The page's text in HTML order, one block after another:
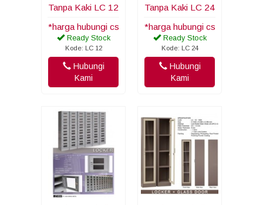
Tanpa Kaki LC 12
*harga hubungi cs
Ready Stock
Kode: LC 12
Hubungi
Kami
Tanpa Kaki LC 24
*harga hubungi cs
Ready Stock
Kode: LC 24
Hubungi
Kami